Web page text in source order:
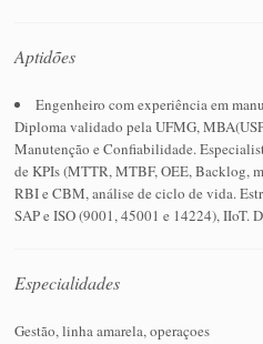
Aptidões
Engenheiro com experiência em
Diploma validado pela UFMG,
Manutenção e Confiabilidade.
de KPIs (MTTR, MTBF, OEE, Backlog,
RBI e CBM, análise de ciclo de vida.
SAP e ISO (9001, 45001 e 14224), IIoT.
Especialidades
Gestão, linha amarela, operaçoes